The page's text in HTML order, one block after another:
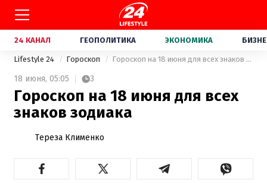
24 КАНАЛ ГЕОПОЛИТИКА ЭКОНОМИКА
Lifestyle 24 Гороскоп Гороскоп на 18 июня для всех знаков зодиака
18 июня, 05:05 3
Гороскоп на 18 июня для всех
знаков зодиака
Тереза Клименко